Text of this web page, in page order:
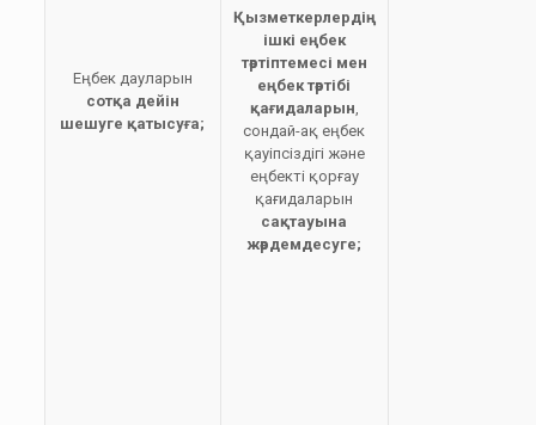
Еңбек дауларын
сотқа дейін
шешуге қатысуға;
Қызметкерлердің
ішкі еңбек
тәртіптемесі мен
еңбек тәртібі
қағидаларын,
сондай-ақ еңбек
қауіпсіздігі және
еңбекті қорғау
қағидаларын
сақтауына
жәрдемдесуге;